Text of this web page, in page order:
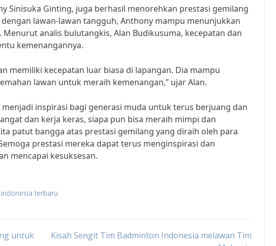
Sinisuka Ginting, juga berhasil menorehkan prestasi gemilang
lawan-lawan tangguh, Anthony mampu menunjukkan
analis bulutangkis, Alan Budikusuma, kecepatan dan
kemenangannya.
memiliki kecepatan luar biasa di lapangan. Dia mampu
lawan untuk meraih kemenangan,” ujar Alan.
inspirasi bagi generasi muda untuk terus berjuang dan
dan kerja keras, siapa pun bisa meraih mimpi dan
patut bangga atas prestasi gemilang yang diraih oleh para
prestasi mereka dapat terus menginspirasi dan
mencapai kesuksesan.
terbaru
untuk
Kisah Sengit Tim Badminton Indonesia melawan Tim